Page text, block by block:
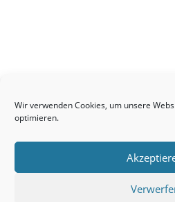
Wir verwenden Cookies, um unsere
optimieren.
Kontakt
Links
Neuigkeiten
Seelsorge / Sakramente